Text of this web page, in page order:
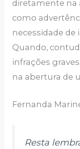
diretamente na
como
necessidade de
Quando,
infrações
na abertura de
Fernanda
Resta